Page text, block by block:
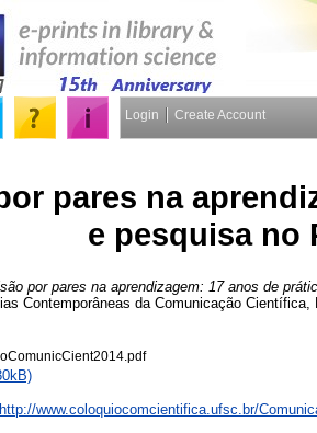
Login Create Account
pares na
e pesquisa no
por pares na aprendizagem: 17 anos de
Contemporâneas da Comunicação
http://www.coloquiocomcientifica.ufsc.br/